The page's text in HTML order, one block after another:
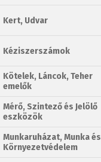
Kert, Udvar
Kéziszerszámok
Kötelek, Láncok, Teher
emelők
Mérő, Szintező és Jelölő
eszközök
Munkaruházat, Munka és
Környezetvédelem